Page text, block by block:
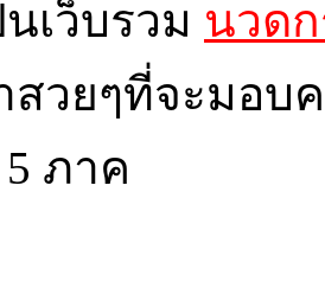
นเว็บรวม นวด
สวยๆที่จะมอ
ภาค